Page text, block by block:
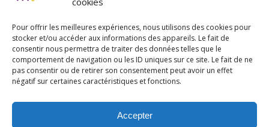
Pour offrir les meilleures expériences, nous utilisons des cookies pour
stocker et/ou accéder aux informations des appareils. Le fait de
consentir nous permettra de traiter des données telles que le
comportement de navigation ou les ID uniques sur ce site. Le fait de ne
pas consentir ou de retirer son consentement peut avoir un effet
négatif sur certaines caractéristiques et fonctions.
Accepter
L’association Trésorsmédia
Contact
Politique de cookies (UE)